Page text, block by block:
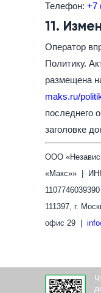
Телефон: +7
11.
Оператор
Политику.
размещена
maks.ru/
последнего
заголовке
ООО
«Макс»» |
1107746039390
111397, г.
офис 29 |